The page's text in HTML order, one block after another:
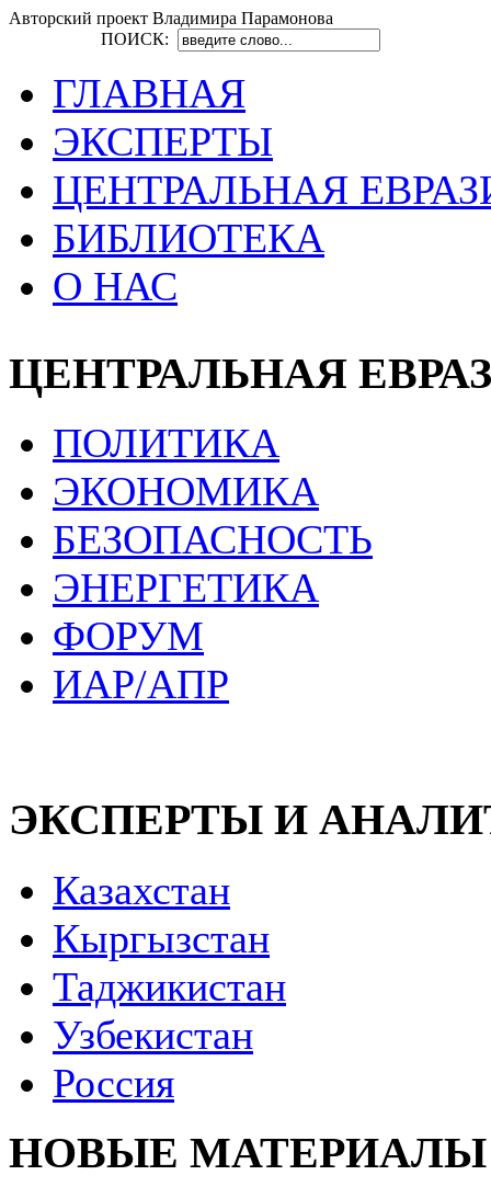
Авторский проект Владимира Парамонова
ПОИСК:
ГЛАВНАЯ
ЭКСПЕРТЫ
ЦЕНТРАЛЬНАЯ
БИБЛИОТЕКА
О НАС
ЦЕНТРАЛЬНАЯ
ПОЛИТИКА
ЭКОНОМИКА
БЕЗОПАСНОСТЬ
ЭНЕРГЕТИКА
ФОРУМ
ИАР/АПР
ЭКСПЕРТЫ И
Казахстан
Кыргызстан
Таджикистан
Узбекистан
Россия
НОВЫЕ МАТЕРИАЛЫ